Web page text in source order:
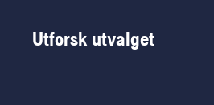
Utforsk utvalget